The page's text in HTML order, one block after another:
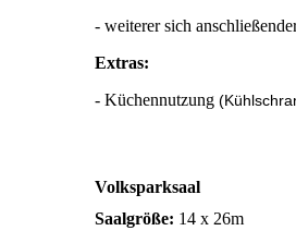
- weiterer sich
Extras:
- Küchennutzung
Volksparksaal
Saalgröße: 14 x 26m